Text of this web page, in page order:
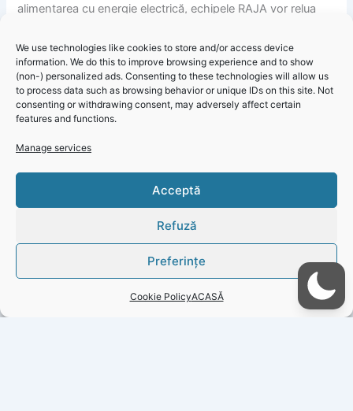
We use technologies like cookies to store and/or access device
information. We do this to improve browsing experience and to show
(non-) personalized ads. Consenting to these technologies will allow us
to process data such as browsing behavior or unique IDs on this site. Not
consenting or withdrawing consent, may adversely affect certain
features and functions.
Manage services
Acceptă
Refuză
Preferințe
Cookie PolicyACASĂ
alimentarea cu energie electrică, echipele RAJA vor relua
Totodată, rugăm utilizatorii afectați de aceste lucrări să
își asigure rezerva minimă de apă pentru consum și uz
casnic în perioada în care va fi sistată alimentarea cu apă.
Informare publică RAJA: Se oprește apa în localitatea Vadu,